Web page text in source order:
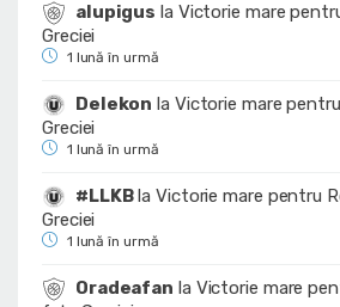
alupigus la Victorie mare
Greciei
1 lună în urmă
Delekon la Victorie mare
Greciei
1 lună în urmă
#LLKBlaVictorie mare pentru
Greciei
1 lună în urmă
Oradeafan la Victorie mare